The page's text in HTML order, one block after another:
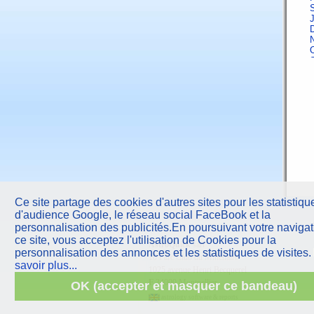
Ce site partage des cookies d'autres sites pour les
d'audience Google, le réseau social FaceBook et la
personnalisation des publicités.En poursuivant votre
ce site, vous acceptez l'utilisation de Cookies pour la
personnalisation des annonces et les statistiques de visites.
savoir plus...
OK (accepter et masquer ce bandeau)
AstroQuicksarl
10 Parc Club du Millénaire
1025 avenue Henri Becquerel
F 34000 Montpellier